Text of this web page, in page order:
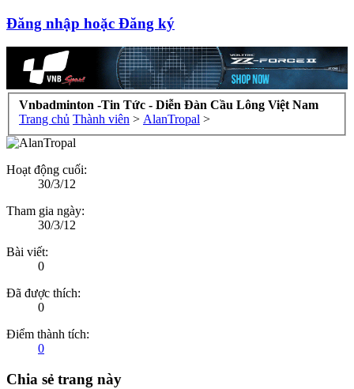
Đăng nhập hoặc Đăng ký
Vnbadminton -Tin Tức - Diễn Đàn Cầu Lông Việt Nam
Trang chủ Thành viên > AlanTropal >
Hoạt động cuối:
30/3/12
Tham gia ngày:
30/3/12
Bài viết:
0
Đã được thích:
0
Điểm thành tích:
0
Chia sẻ trang này